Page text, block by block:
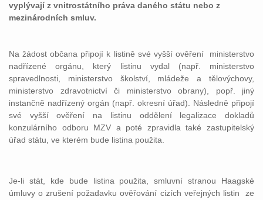
vyplývají z vnitrostátního práva daného státu nebo z
mezinárodních smluv.
Na žádost občana připojí k listině své vyšší ověření
ministerstvo
nadřízené orgánu, který listinu vydal (např. ministerstvo
spravedlnosti, ministerstvo školství, mládeže a tělovýchovy,
ministerstvo zdravotnictví či ministerstvo obrany), popř. jiný
instančně nadřízený orgán (např. okresní úřad). Následně připojí
své vyšší ověření na listinu oddělení legalizace dokladů
konzulárního odboru MZV a poté zpravidla také zastupitelský
úřad státu, ve kterém bude listina použita.
Je-li stát, kde bude listina použita, smluvní stranou Haagské
úmluvy o zrušení požadavku ověřování cizích veřejných listin
ze